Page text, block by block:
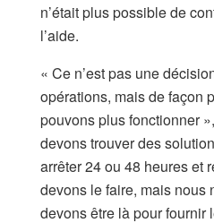
n’était plus possible de
l’aide.
« Ce n’est pas une
opérations, mais de façon
pouvons plus fonctionner
devons trouver des
arrêter 24 ou 48 heures et
devons le faire, mais nous
devons être là pour fournir